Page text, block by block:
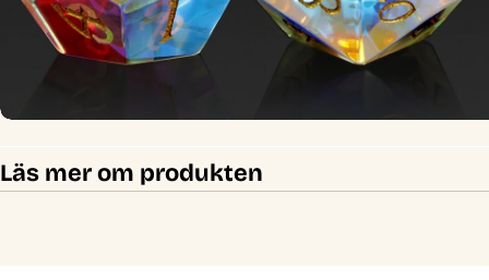
Läs mer om produkten